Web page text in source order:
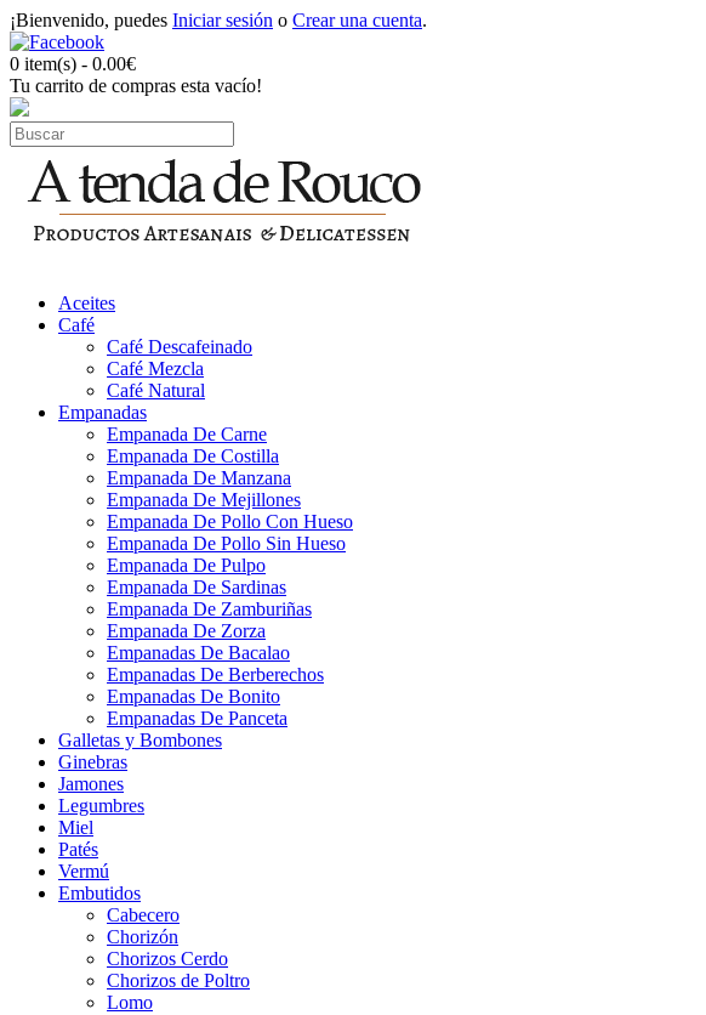
¡Bienvenido, puedes Iniciar sesión o Crear una cuenta.
0 item(s) - 0.00€
Tu carrito de compras esta vacío!
Aceites
Café
Café Descafeinado
Café Mezcla
Café Natural
Empanadas
Empanada De Carne
Empanada De Costilla
Empanada De Manzana
Empanada De Mejillones
Empanada De Pollo Con Hueso
Empanada De Pollo Sin Hueso
Empanada De Pulpo
Empanada De Sardinas
Empanada De Zamburiñas
Empanada De Zorza
Empanadas De Bacalao
Empanadas De Berberechos
Empanadas De Bonito
Empanadas De Panceta
Galletas y Bombones
Ginebras
Jamones
Legumbres
Miel
Patés
Vermú
Embutidos
Cabecero
Chorizón
Chorizos Cerdo
Chorizos de Poltro
Lomo